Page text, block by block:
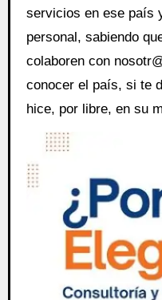
servicios en ese país
personal, sabiendo
colaboren con
conocer el país, si te
hice, por libre, en su